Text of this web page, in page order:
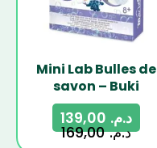
Mini Lab Bulles de
savon – Buki
د.م.169,00
د.م.